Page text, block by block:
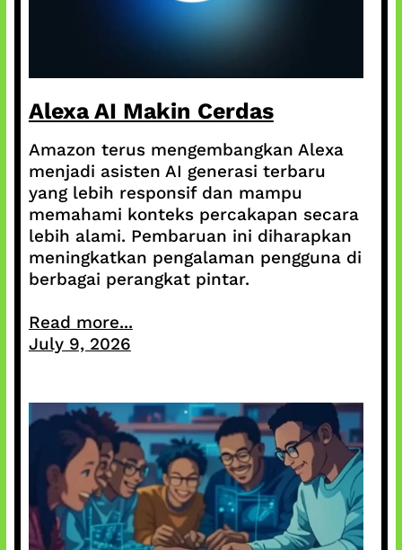
Alexa AI Makin Cerdas
Amazon terus mengembangkan Alexa
menjadi asisten AI generasi terbaru
yang lebih responsif dan mampu
memahami konteks percakapan secara
lebih alami. Pembaruan ini diharapkan
meningkatkan pengalaman pengguna di
berbagai perangkat pintar.
Read more...
July 9, 2026